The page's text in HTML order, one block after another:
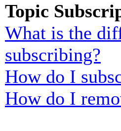
Topic
What is the
subscribing?
How do I
How do I